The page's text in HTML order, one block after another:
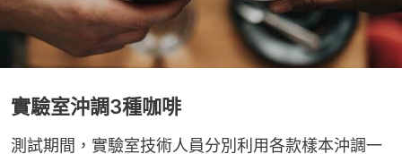
實驗室沖調3種咖啡
測試期間，實驗室技術人員分別利用各款樣本沖調一